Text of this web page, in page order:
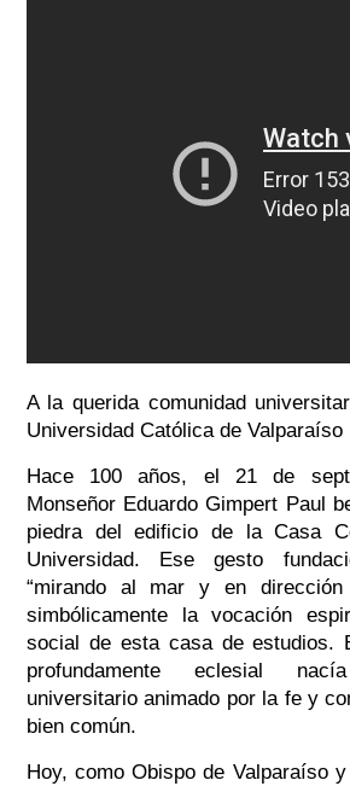
A la querida comunidad
Universidad Católica de Valparaíso
Hace 100 años, el 21 de
Monseñor Eduardo Gimpert Paul
piedra del edificio de la Casa
Universidad. Ese gesto
“mirando al mar y en
simbólicamente la vocación
social de esta casa de estudios.
profundamente eclesial
universitario animado por la fe y
bien común.
Hoy, como Obispo de Valparaíso